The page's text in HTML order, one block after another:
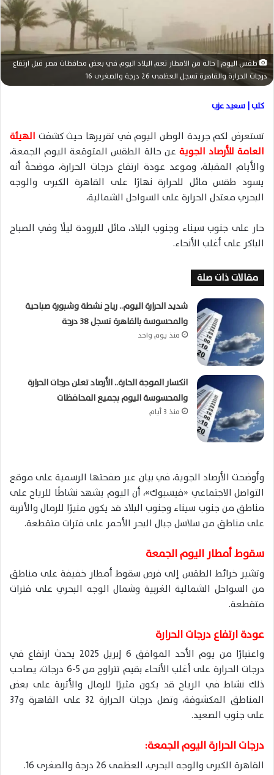
ا
إ
ك
ن
ي
ا
طقس اليوم | حالة من الامطار تعم البلاد اليوم في بعض محافظات مصر قبل ارتفاع
درجات الحرارة والقاهرة تسجل العظمى 26 درجة والصغرى 16
كتب | سعيد عزب
تستعرض لكم جريدة الوطن اليوم في تقريرها حيث كشفت الهيئة
العامة للأرصاد الجوية عن حالة الطقس المتوقعة اليوم الجمعة،
والأيام المقبلة، وموعد عودة ارتفاع درجات الحرارة، موضحةً أنه
يسود طقس مائل للحرارة نهارًا على القاهرة الكبرى والوجه
البحري معتدل الحرارة على السواحل الشمالية،
حار على جنوب سيناء وجنوب البلاد، مائل للبرودة ليلًا وفي الصباح
الباكر على أغلب الأنحاء.
مقالات ذات صلة
شديد الحرارة اليوم.. رياح نشطة وشبورة صباحية
والمحسوسة بالقاهرة تسجل 38 درجة
منذ يوم واحد
انكسار الموجة الحارة.. الأرصاد تعلن درجات الحرارة
والمحسوسة اليوم بجميع المحافظات
منذ 3 أيام
وأوضحت الأرصاد الجوية، في بيان عبر صفحتها الرسمية على موقع
التواصل الاجتماعي «فيسبوك»، أن اليوم يشهد نشاطًا للرياح على
مناطق من جنوب سيناء وجنوب البلاد قد يكون مثيرًا للرمال والأتربة
على مناطق من سلاسل جبال البحر الأحمر على فترات متقطعة.
سقوط أمطار اليوم الجمعة
وتشير خرائط الطقس إلى فرص سقوط أمطار خفيفة على مناطق
من السواحل الشمالية الغربية وشمال الوجه البحري على فترات
متقطعة.
عودة ارتفاع درجات الحرارة
واعتبارًا من يوم الأحد الموافق 6 إبريل 2025 يحدث ارتفاع في
درجات الحرارة على أغلب الأنحاء بقيم تتراوح من 5-6 درجات، يصاحب
ذلك نشاط في الرياح قد يكون مثيرًا للرمال والأتربة على بعض
المناطق المكشوفة، وتصل درجات الحرارة 32 على القاهرة و37
على جنوب الصعيد.
درجات الحرارة اليوم الجمعة:
القاهرة الكبرى والوجه البحري، العظمى 26 درجة والصغرى 16.